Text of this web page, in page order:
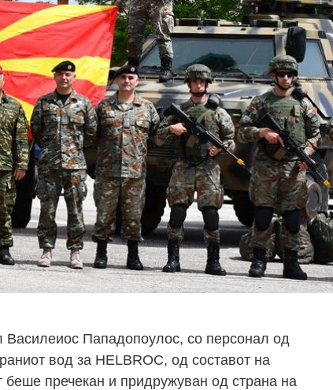
Василеиос Пападопоулос, со персонал од
вод за HELBROC, од составот на
пречекан и придружуван од страна на